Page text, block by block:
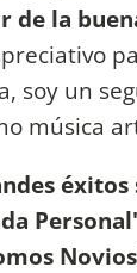
de la
soy un
música
éxitos